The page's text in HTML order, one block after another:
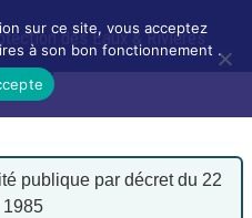
des Eaux & Rivières
publique par décret du 22
sur ce site, vous acceptez
à son bon fonctionnement .